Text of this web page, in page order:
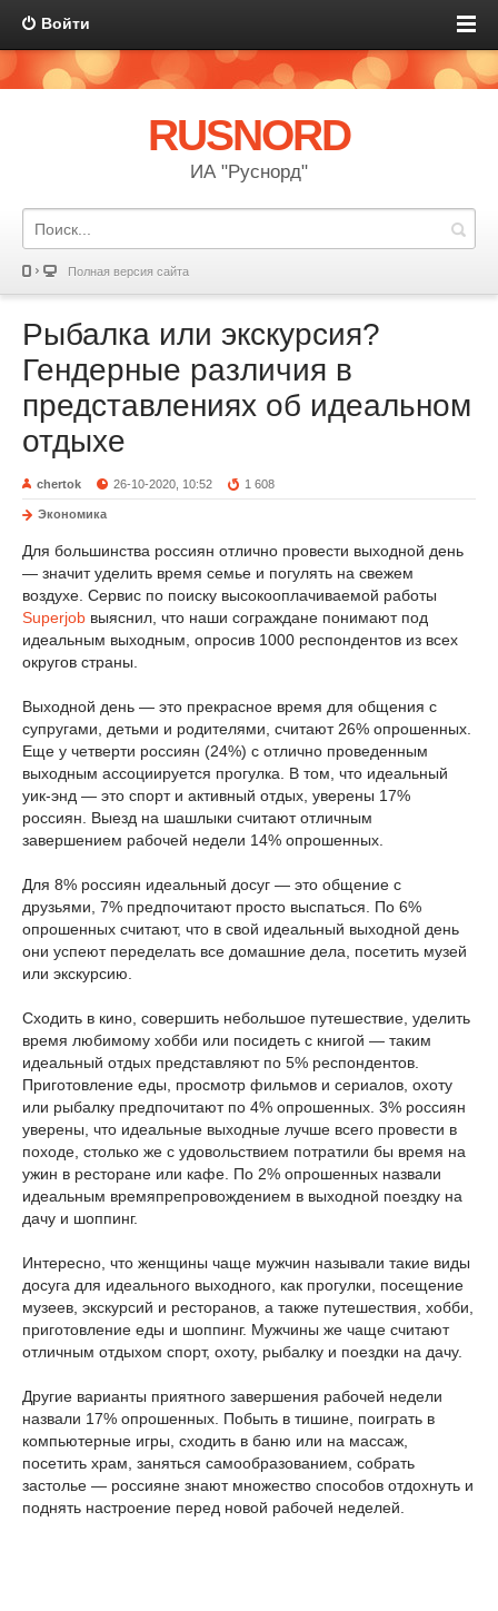
Войти
RUSNORD
ИА "Руснорд"
Полная версия сайта
Рыбалка или экскурсия?
Гендерные различия в
представлениях об идеальном
отдыхе
chertok 26-10-2020, 10:52 1 608
Экономика
Для большинства россиян отлично провести выходной день
— значит уделить время семье и погулять на свежем
воздухе. Сервис по поиску высокооплачиваемой работы
Superjob выяснил, что наши сограждане понимают под
идеальным выходным, опросив 1000 респондентов из всех
округов страны.
Выходной день — это прекрасное время для общения с
супругами, детьми и родителями, считают 26% опрошенных.
Еще у четверти россиян (24%) с отлично проведенным
выходным ассоциируется прогулка. В том, что идеальный
уик-энд — это спорт и активный отдых, уверены 17%
россиян. Выезд на шашлыки считают отличным
завершением рабочей недели 14% опрошенных.
Для 8% россиян идеальный досуг — это общение с
друзьями, 7% предпочитают просто выспаться. По 6%
опрошенных считают, что в свой идеальный выходной день
они успеют переделать все домашние дела, посетить музей
или экскурсию.
Сходить в кино, совершить небольшое путешествие, уделить
время любимому хобби или посидеть с книгой — таким
идеальный отдых представляют по 5% респондентов.
Приготовление еды, просмотр фильмов и сериалов, охоту
или рыбалку предпочитают по 4% опрошенных. 3% россиян
уверены, что идеальные выходные лучше всего провести в
походе, столько же с удовольствием потратили бы время на
ужин в ресторане или кафе. По 2% опрошенных назвали
идеальным времяпрепровождением в выходной поездку на
дачу и шоппинг.
Интересно, что женщины чаще мужчин называли такие виды
досуга для идеального выходного, как прогулки, посещение
музеев, экскурсий и ресторанов, а также путешествия, хобби,
приготовление еды и шоппинг. Мужчины же чаще считают
отличным отдыхом спорт, охоту, рыбалку и поездки на дачу.
Другие варианты приятного завершения рабочей недели
назвали 17% опрошенных. Побыть в тишине, поиграть в
компьютерные игры, сходить в баню или на массаж,
посетить храм, заняться самообразованием, собрать
застолье — россияне знают множество способов отдохнуть и
поднять настроение перед новой рабочей неделей.